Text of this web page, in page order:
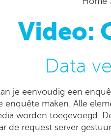
Video:
Data
je eenvoudig een
enquête maken. Alle
worden toegevoegd.
de request server